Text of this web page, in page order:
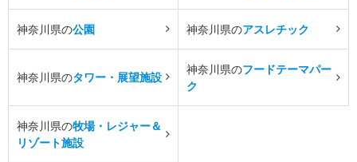
神奈川県の公園 神奈川県のアスレチック
神奈川県のタワー・展望施設
神奈川県のフードテーマパー
ク
神奈川県の牧場・レジャー＆
リゾート施設